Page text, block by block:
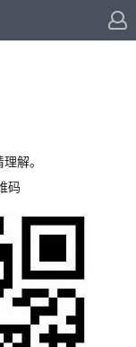
解。
码